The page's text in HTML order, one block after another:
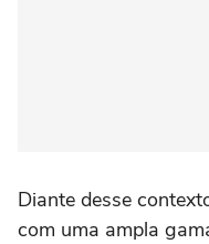
Diante desse
com uma ampla